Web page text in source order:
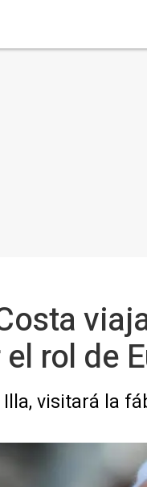
rol de
visitará la